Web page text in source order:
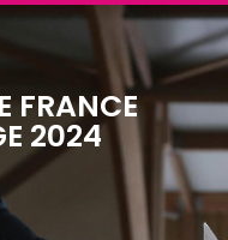
FRANCE
2024